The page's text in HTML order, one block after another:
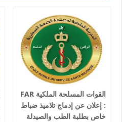
القوات المسلحة الملكية FAR
: إعلان عن إدماج تلاميذ ضباط
خاص بطلبة الطب والصيدلة